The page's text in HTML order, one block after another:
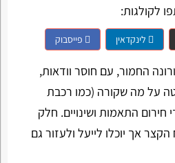
לקולגות:
לינקדאין פייסבוק
החמור, עם חוסר וודאות,
על מה שקורה (כמו רכבת
התאמות ושינויים. חלק
הקצר אך יוכלו לייעל ולעזור גם